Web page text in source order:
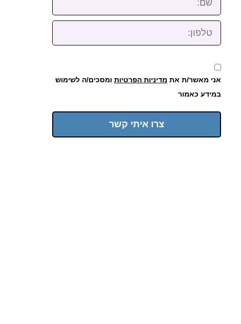
טלפון:
אני מאשר/ת את מדיניות הפרטיות ומסכים/ה לשימוש
במידע כאמור
צרו איתי קשר